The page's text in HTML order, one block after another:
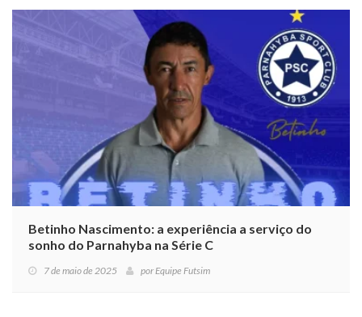
Betinho Nascimento: a experiência a serviço do
sonho do Parnahyba na Série C
7 de maio de 2025 porEquipe Futsim